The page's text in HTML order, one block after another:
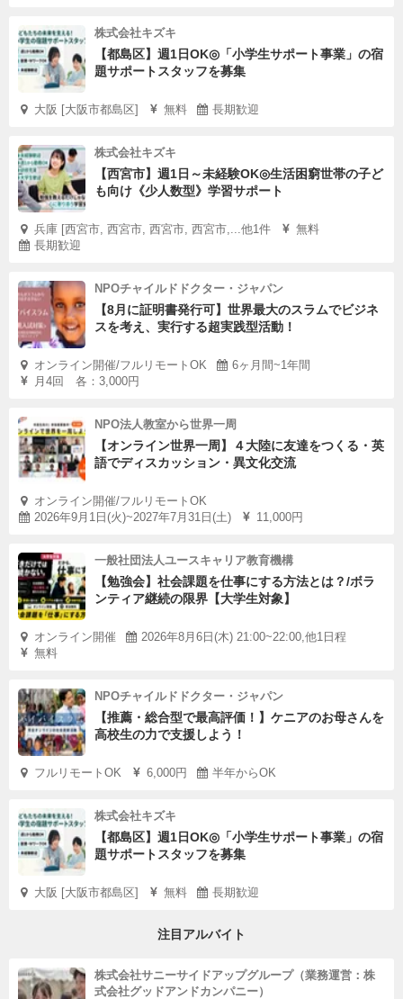
株式会社キズキ
【都島区】週1日OK◎「小学生サポート事業」の宿
題サポートスタッフを募集
大阪 [大阪市都島区] 無料 長期歓迎
株式会社キズキ
【西宮市】週1日～未経験OK◎生活困窮世帯の子ど
も向け《少人数型》学習サポート
兵庫 [西宮市, 西宮市, 西宮市, 西宮市,...他1件
無料
長期歓迎
NPOチャイルドドクター・ジャパン
【8月に証明書発行可】世界最大のスラムでビジネ
スを考え、実行する超実践型活動！
オンライン開催/フルリモートOK
6ヶ月間~1年間
月4回 各：3,000円
NPO法人教室から世界一周
【オンライン世界一周】４大陸に友達をつくる・英
語でディスカッション・異文化交流
オンライン開催/フルリモートOK
2026年9月1日(火)~2027年7月31日(土)
11,000円
一般社団法人ユースキャリア教育機構
【勉強会】社会課題を仕事にする方法とは？/ボラ
ンティア継続の限界【大学生対象】
オンライン開催
2026年8月6日(木) 21:00~22:00,他1日程
無料
NPOチャイルドドクター・ジャパン
【推薦・総合型で最高評価！】ケニアのお母さんを
高校生の力で支援しよう！
フルリモートOK 6,000円 半年からOK
株式会社キズキ
【都島区】週1日OK◎「小学生サポート事業」の宿
題サポートスタッフを募集
大阪 [大阪市都島区] 無料 長期歓迎
注目アルバイト
株式会社サニーサイドアップグループ（業務運営：株
式会社グッドアンドカンパニー）